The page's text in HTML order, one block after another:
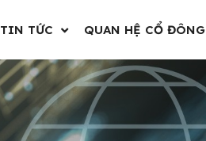
TIN TỨC QUAN HỆ CỔ ĐÔNG